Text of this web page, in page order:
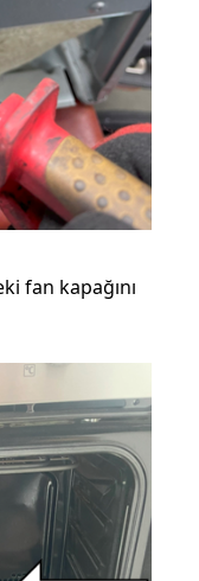
fan kapağını